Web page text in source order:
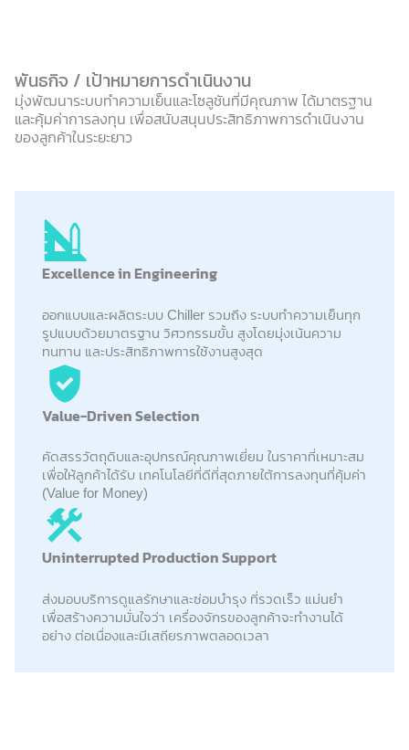
พันธกิจ / เป้าหมายการดำเนินงาน
มุ่งพัฒนาระบบทำความเย็นและโซลูชันที่มีคุณภาพ ได้มาตรฐาน
และคุ้มค่าการลงทุน เพื่อสนับสนุนประสิทธิภาพการดำเนินงาน
ของลูกค้าในระยะยาว
Excellence in Engineering
ออกแบบและผลิตระบบ Chiller รวมถึง ระบบทำความเย็นทุก
รูปแบบด้วยมาตรฐาน วิศวกรรมขั้น สูงโดยมุ่งเน้นความ
ทนทาน และประสิทธิภาพการใช้งานสูงสุด
Value-Driven Selection
คัดสรรวัตถุดิบและอุปกรณ์คุณภาพเยี่ยม ในราคาที่เหมาะสม
เพื่อให้ลูกค้าได้รับ เทคโนโลยีที่ดีที่สุดภายใต้การลงทุนที่คุ้มค่า
(Value for Money)
Uninterrupted Production Support
ส่งมอบบริการดูแลรักษาและซ่อมบำรุง ที่รวดเร็ว แม่นยำ
เพื่อสร้างความมั่นใจว่า เครื่องจักรของลูกค้าจะทำงานได้
อย่าง ต่อเนื่องและมีเสถียรภาพตลอดเวลา